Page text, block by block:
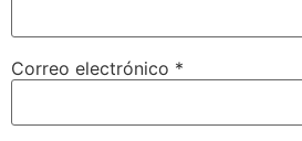
Correo electrónico *